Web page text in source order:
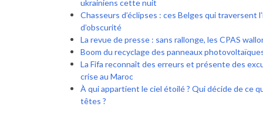
ukrainiens cette nuit
Chasseurs d’éclipses : ces Belges qui traversent
d’obscurité
La revue de presse : sans rallonge, les CPAS
Boom du recyclage des panneaux
La Fifa reconnaît des erreurs et présente des
crise au Maroc
À qui appartient le ciel étoilé ? Qui décide de ce
têtes ?